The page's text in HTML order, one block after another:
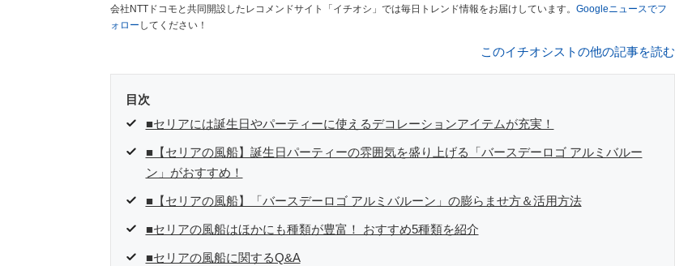
会社NTTドコモと共同開設したレコメンドサイト「イチオシ」では毎日トレンド情報をお届けしています。 Googleニュースでフ
ォロー してください！
このイチオシストの他の記事を読む
目次
■セリアには誕生日やパーティーに使えるデコレーションアイテムが充実！
■【セリアの風船】誕生日パーティーの雰囲気を盛り上げる「バースデーロゴ アルミバルー
ン」がおすすめ！
■【セリアの風船】「バースデーロゴ アルミバルーン」の膨らませ方＆活用方法
■セリアの風船はほかにも種類が豊富！ おすすめ5種類を紹介
■セリアの風船に関するQ&A